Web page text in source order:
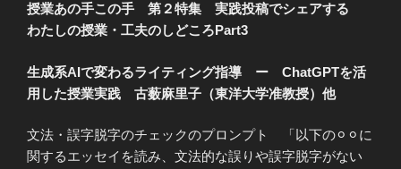
授業あの手この手 第２特集 実践投稿でシェアする
わたしの授業・工夫のしどころPart3
生成系AIで変わるライティング指導 ー ChatGPTを活
用した授業実践 古薮麻里子（東洋大学准教授）他
文法・誤字脱字のチェックのプロンプト 「以下の⚪︎⚪︎に
関するエッセイを読み、文法的な誤りや誤字脱字がない